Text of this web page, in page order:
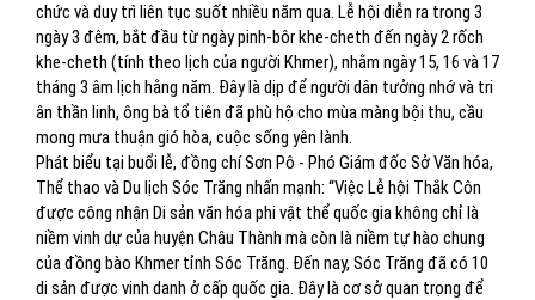
chức và duy trì liên tục suốt nhiều năm qua. Lễ hội diễn ra trong 3
ngày 3 đêm, bắt đầu từ ngày pinh-bôr khe-cheth đến ngày 2 rốch
khe-cheth (tính theo lịch của người Khmer), nhằm ngày 15, 16 và 17
tháng 3 âm lịch hằng năm. Đây là dịp để người dân tưởng nhớ và tri
ân thần linh, ông bà tổ tiên đã phù hộ cho mùa màng bội thu, cầu
mong mưa thuận gió hòa, cuộc sống yên lành.
Phát biểu tại buổi lễ, đồng chí Sơn Pô - Phó Giám đốc Sở Văn hóa,
Thể thao và Du lịch Sóc Trăng nhấn mạnh: “Việc Lễ hội Thắk Côn
được công nhận Di sản văn hóa phi vật thể quốc gia không chỉ là
niềm vinh dự của huyện Châu Thành mà còn là niềm tự hào chung
của đồng bào Khmer tỉnh Sóc Trăng. Đến nay, Sóc Trăng đã có 10
di sản được vinh danh ở cấp quốc gia. Đây là cơ sở quan trọng để